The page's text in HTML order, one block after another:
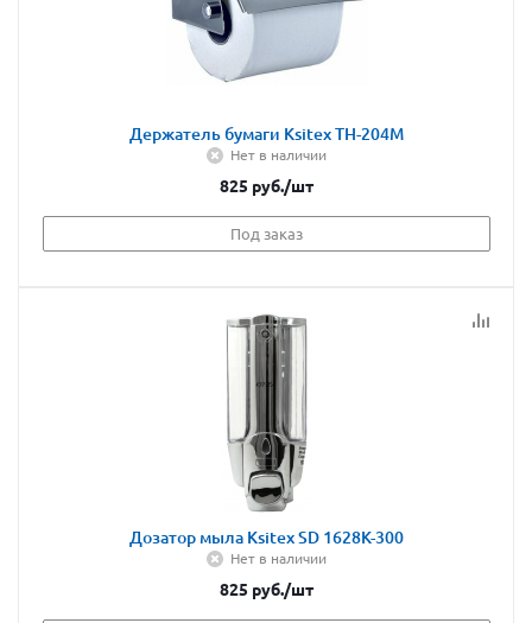
Держатель бумаги Ksitex TH-204М
Нет в наличии
825 руб./шт
Под заказ
Дозатор мыла Ksitex SD 1628К-300
Нет в наличии
825 руб./шт